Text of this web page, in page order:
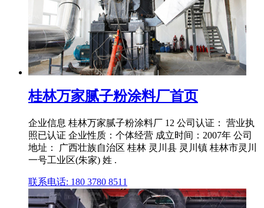
桂林万家腻子粉涂料厂首页
企业信息 桂林万家腻子粉涂料厂 12 公司认证： 营业执
照已认证 企业性质：个体经营 成立时间：2007年 公司
地址： 广西壮族自治区 桂林 灵川县 灵川镇 桂林市灵川
一号工业区(朱家) 姓 .
联系电话: 180 3780 8511